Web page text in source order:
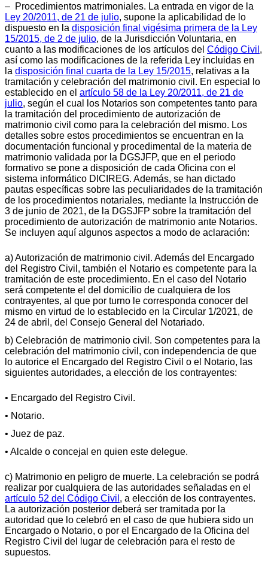
– Procedimientos matrimoniales. La entrada en vigor de la
Ley 20/2011, de 21 de julio, supone la aplicabilidad de lo
dispuesto en la disposición final vigésima primera de la Ley
15/2015, de 2 de julio, de la Jurisdicción Voluntaria, en
cuanto a las modificaciones de los artículos del Código Civil ,
así como las modificaciones de la referida Ley incluidas en
la disposición final cuarta de la Ley 15/2015, relativas a la
tramitación y celebración del matrimonio civil. En especial lo
establecido en el artículo 58 de la Ley 20/2011, de 21 de
julio, según el cual los Notarios son competentes tanto para
la tramitación del procedimiento de autorización de
matrimonio civil como para la celebración del mismo. Los
detalles sobre estos procedimientos se encuentran en la
documentación funcional y procedimental de la materia de
matrimonio validada por la DGSJFP, que en el periodo
formativo se pone a disposición de cada Oficina con el
sistema informático DICIREG. Además, se han dictado
pautas específicas sobre las peculiaridades de la tramitación
de los procedimientos notariales, mediante la Instrucción de
3 de junio de 2021, de la DGSJFP sobre la tramitación del
procedimiento de autorización de matrimonio ante Notarios.
Se incluyen aquí algunos aspectos a modo de aclaración:
a) Autorización de matrimonio civil. Además del Encargado
del Registro Civil, también el Notario es competente para la
tramitación de este procedimiento. En el caso del Notario
será competente el del domicilio de cualquiera de los
contrayentes, al que por turno le corresponda conocer del
mismo en virtud de lo establecido en la Circular 1/2021, de
24 de abril, del Consejo General del Notariado.
b) Celebración de matrimonio civil. Son competentes para la
celebración del matrimonio civil, con independencia de que
lo autorice el Encargado del Registro Civil o el Notario, las
siguientes autoridades, a elección de los contrayentes:
• Encargado del Registro Civil.
• Notario.
• Juez de paz.
• Alcalde o concejal en quien este delegue.
c) Matrimonio en peligro de muerte. La celebración se podrá
realizar por cualquiera de las autoridades señaladas en el
artículo 52 del Código Civil , a elección de los contrayentes.
La autorización posterior deberá ser tramitada por la
autoridad que lo celebró en el caso de que hubiera sido un
Encargado o Notario, o por el Encargado de la Oficina del
Registro Civil del lugar de celebración para el resto de
supuestos.